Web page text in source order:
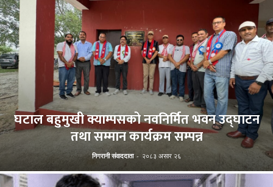
घटाल बहुमुखी क्याम्पसको नवनिर्मित भवन उद्घाटन
तथा सम्मान कार्यक्रम सम्पन्न
निगरानी संवाददाता - २०८३ असार २६